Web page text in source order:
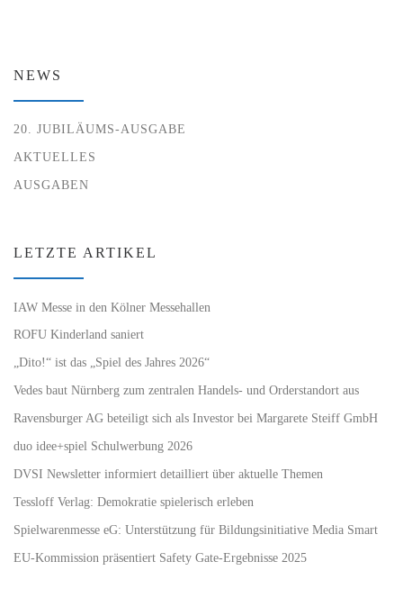
NEWS
20. JUBILÄUMS-AUSGABE
AKTUELLES
AUSGABEN
LETZTE ARTIKEL
IAW Messe in den Kölner Messehallen
ROFU Kinderland saniert
„Dito!“ ist das „Spiel des Jahres 2026“
Vedes baut Nürnberg zum zentralen Handels- und Orderstandort aus
Ravensburger AG beteiligt sich als Investor bei Margarete Steiff GmbH
duo idee+spiel Schulwerbung 2026
DVSI Newsletter informiert detailliert über aktuelle Themen
Tessloff Verlag: Demokratie spielerisch erleben
Spielwarenmesse eG: Unterstützung für Bildungsinitiative Media Smart
EU-Kommission präsentiert Safety Gate-Ergebnisse 2025